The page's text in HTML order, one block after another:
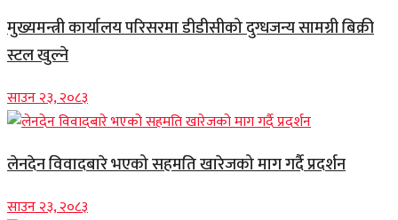
मुख्यमन्त्री कार्यालय परिसरमा डीडीसीको दुग्धजन्य सामग्री बिक्री
स्टल खुल्ने
साउन २३, २०८३
लेनदेन विवादबारे भएको सहमति खारेजको माग गर्दै प्रदर्शन
साउन २३, २०८३